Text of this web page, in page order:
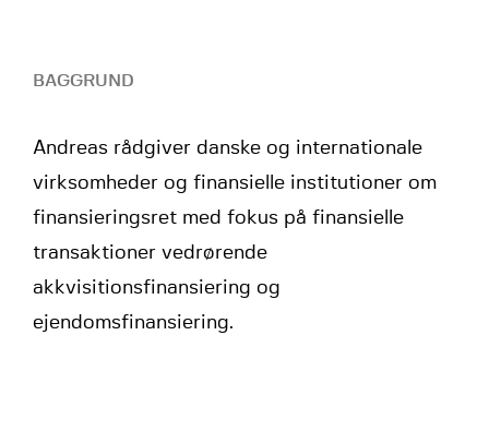
BAGGRUND
Andreas rådgiver danske og internationale
virksomheder og finansielle institutioner om
finansieringsret med fokus på finansielle
transaktioner vedrørende
akkvisitionsfinansiering og
ejendomsfinansiering.